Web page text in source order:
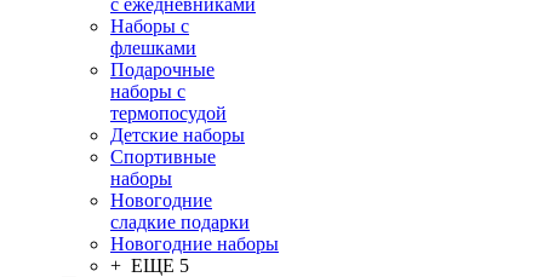
с ежедневниками
Наборы с
флешками
Подарочные
наборы с
термопосудой
Детские наборы
Спортивные
наборы
Новогодние
сладкие подарки
Новогодние наборы
+ ЕЩЕ 5